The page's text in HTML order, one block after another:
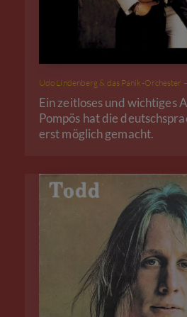
Udo Lindenberg & das Panik-Orchester
Ein zeitloses und wichtiges
Pompös hat die
erst möglich gemacht.